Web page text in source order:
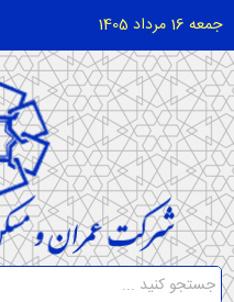
جمعه 16 مرداد 1405